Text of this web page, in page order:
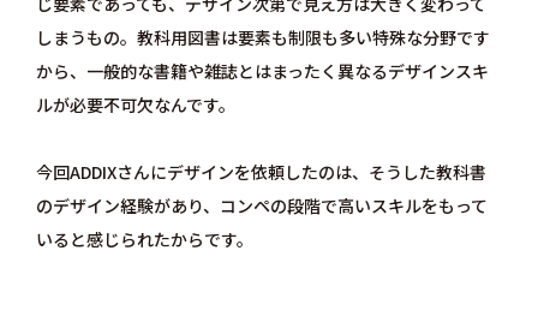
しまうもの。教科用図書は要素も制限も多い特殊な分野です
から、一般的な書籍や雑誌とはまったく異なるデザインスキ
ルが必要不可欠なんです。
今回ADDIXさんにデザインを依頼したのは、そうした教科書
のデザイン経験があり、コンペの段階で高いスキルをもって
いると感じられたからです。